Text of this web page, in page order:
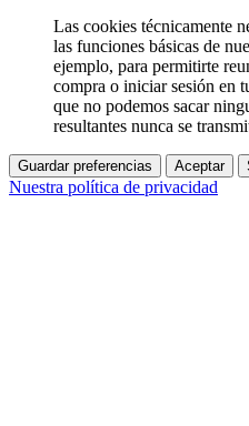
Las cookies técnicamente
las funciones básicas de
ejemplo, para permitirte
compra o iniciar sesión en
que no podemos sacar
resultantes nunca se
Guardar preferencias Aceptar
Nuestra política de privacidad